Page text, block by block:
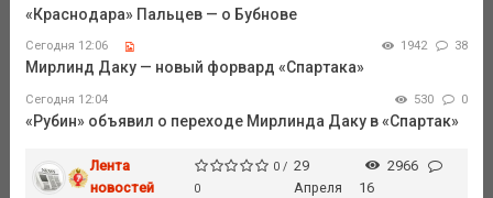
«Краснодара» Пальцев — о Бубнове
Сегодня 12:06 1942 38
Мирлинд Даку — новый форвард «Спартака»
Сегодня 12:04 530 0
«Рубин» объявил о переходе Мирлинда Даку в «Спартак»
Лента
новостей
0 /
0
29
Апреля
2966
16